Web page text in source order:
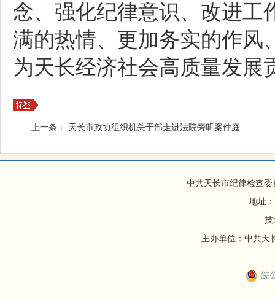
念、强化纪律意识、改进工
满的热情、更加务实的作风
为天长经济社会高质量发展
上一条： 天长市政协组织机关干部走进法院旁听案件庭...
中共天长市纪律检查
地址
技
主办单位：中共天
皖